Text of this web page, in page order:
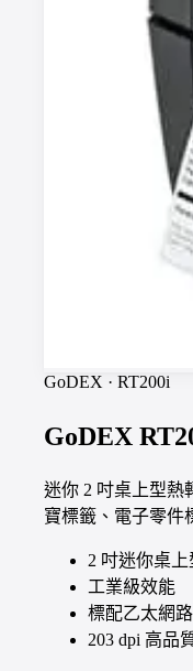
GoDEX · RT200i
GoDEX
迷你 2 吋桌上型熱
寶標籤、電子零件
2 吋迷你桌
工業級效能
標配乙太網路
203 dpi 高品